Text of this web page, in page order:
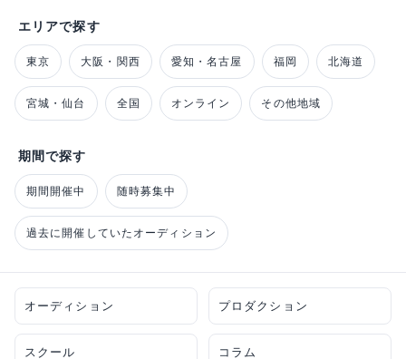
エリアで探す
東京 大阪・関西 愛知・名古屋 福岡 北海道
宮城・仙台 全国 オンライン その他地域
期間で探す
期間開催中 随時募集中
過去に開催していたオーディション
オーディション プロダクション
スクール コラム